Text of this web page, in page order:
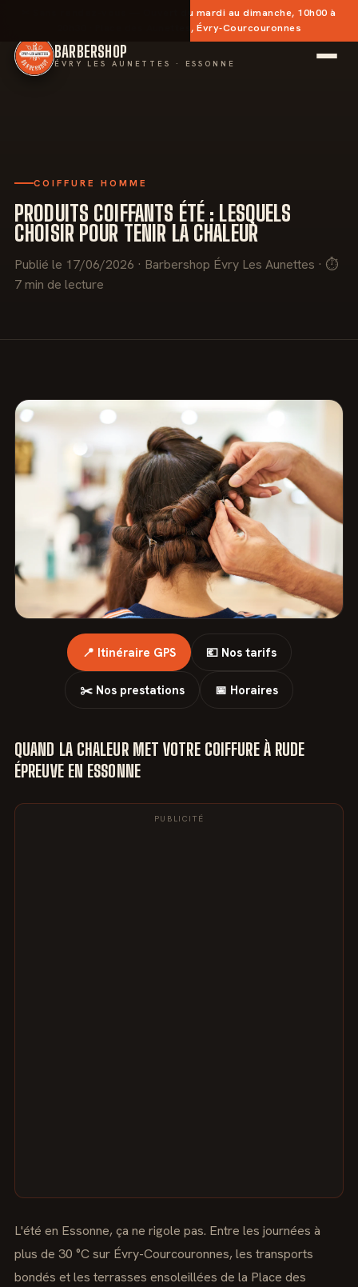
— Ouvert du mardi au dimanche, 10h00 à
20h30 · Place des Aunettes, Évry-Courcouronnes
BARBERSHOP
ÉVRY LES AUNETTES · ESSONNE
COIFFURE HOMME
PRODUITS COIFFANTS ÉTÉ : LESQUELS
CHOISIR POUR TENIR LA CHALEUR
Publié le 17/06/2026 · Barbershop Évry Les Aunettes · ⏱
7 min de lecture
📍 Itinéraire GPS 💶 Nos tarifs
✂️ Nos prestations 📅 Horaires
QUAND LA CHALEUR MET VOTRE COIFFURE À RUDE
ÉPREUVE EN ESSONNE
PUBLICITÉ
L'été en Essonne, ça ne rigole pas. Entre les journées à
plus de 30 °C sur Évry-Courcouronnes, les transports
bondés et les terrasses ensoleillées de la Place des